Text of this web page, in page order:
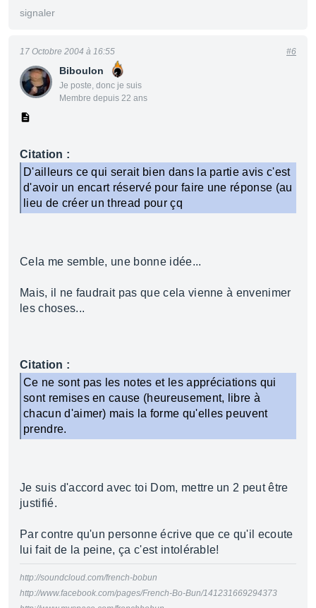
signaler
Biboulon
Je poste, donc je suis
Membre depuis 22 ans
17 Octobre 2004 à 16:55 #6
Citation :
D'ailleurs ce qui serait bien dans la partie avis c'est
d'avoir un encart réservé pour faire une réponse (au
lieu de créer un thread pour çq
Cela me semble, une bonne idée...
Mais, il ne faudrait pas que cela vienne à envenimer
les choses...
Citation :
Ce ne sont pas les notes et les appréciations qui
sont remises en cause (heureusement, libre à
chacun d'aimer) mais la forme qu'elles peuvent
prendre.
Je suis d'accord avec toi Dom, mettre un 2 peut être
justifié.
Par contre qu'un personne écrive que ce qu'il ecoute
lui fait de la peine, ça c'est intolérable!
http://soundcloud.com/french-bobun
http://www.facebook.com/pages/French-Bo-Bun/141231669294373